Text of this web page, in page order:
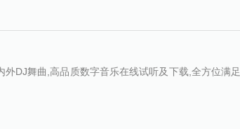
DJ舞曲,高品质数字音乐在线试听及下载,全方位满足